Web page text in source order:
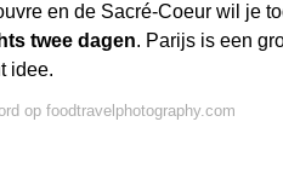
en de Sacré-Coeur wil je
twee dagen. Parijs is een
idee.
op foodtravelphotography.com